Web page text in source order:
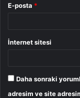
E-posta *
İnternet sitesi
Daha sonraki
adresim ve site